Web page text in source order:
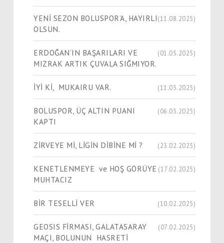
YENİ SEZON BOLUSPOR’A, HAYIRLI
OLSUN.
(11.08.2025)
ERDOĞAN’IN BAŞARILARI VE
MIZRAK ARTIK ÇUVALA SIĞMIYOR.
(01.05.2025)
İYİ Kİ, MUKAIRU VAR. (11.03.2025)
BOLUSPOR, ÜÇ ALTIN PUANI
KAPTI
(06.03.2025)
ZİRVEYE Mİ, LİGİN DİBİNE Mİ ? (23.02.2025)
KENETLENMEYE ve HOŞ GÖRÜYE
MUHTACIZ
(17.02.2025)
BİR TESELLİ VER (10.02.2025)
GEOSIS FİRMASI, GALATASARAY
MAÇI, BOLUNUN HASRETİ
(07.02.2025)